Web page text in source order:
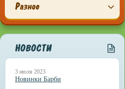
Разное
НОВОСТИ
3 июля 2023
Новинки Барби